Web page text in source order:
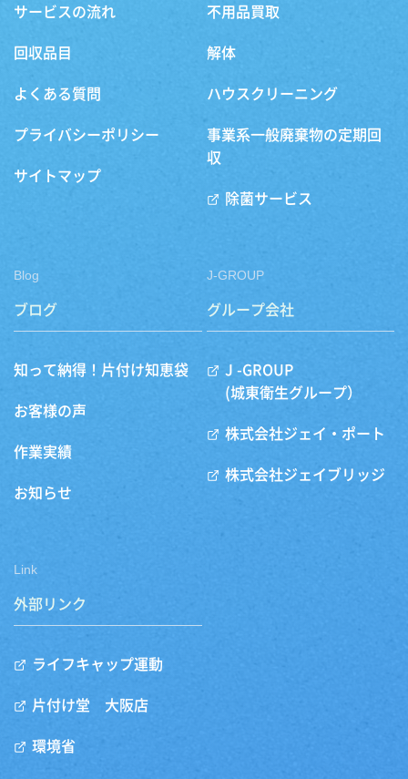
サービスの流れ
回収品目
よくある質問
プライバシーポリシー
サイトマップ
不用品買取
解体
ハウスクリーニング
事業系一般廃棄物の定期回
収
除菌サービス
Blog
ブログ
知って納得！片付け知恵袋
お客様の声
作業実績
お知らせ
J-GROUP
グループ会社
J -GROUP
(城東衛生グループ）
株式会社ジェイ・ポート
株式会社ジェイブリッジ
Link
外部リンク
ライフキャップ運動
片付け堂 大阪店
環境省